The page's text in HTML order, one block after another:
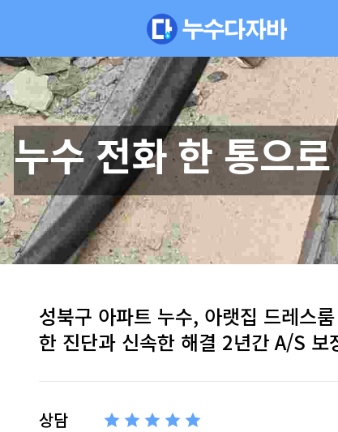
누수 전화 한 통으
성북구 아파트 누수, 아랫집 드레스
한 진단과 신속한 해결 2년간 A/S 보
상담